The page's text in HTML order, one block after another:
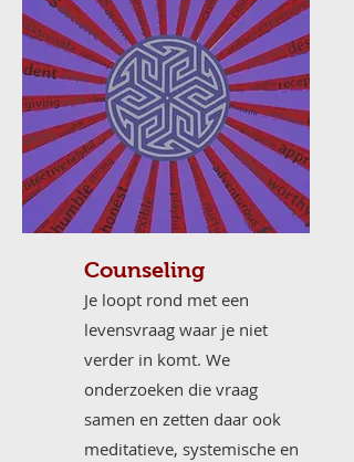
Counseling
Je loopt rond met een
levensvraag waar je niet
verder in komt. We
onderzoeken die vraag
samen en zetten daar ook
meditatieve, systemische en